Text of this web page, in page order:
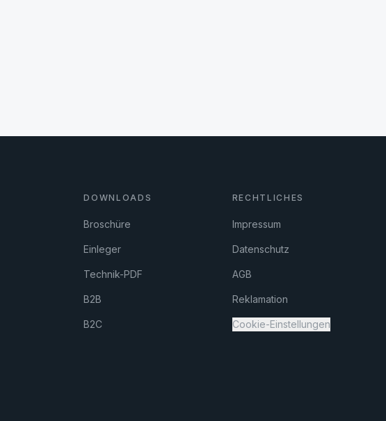
DOWNLOADS
Broschüre
Einleger
Technik-PDF
B2B
B2C
RECHTLICHES
Impressum
Datenschutz
AGB
Reklamation
Cookie-Einstellungen